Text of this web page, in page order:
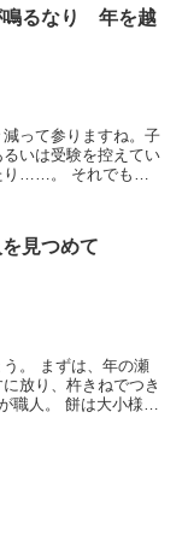
るなり 年を越
って参りますね。子
いは受験を控えてい
れでも餅
見つめて
の瀬
放り、杵きねでつき